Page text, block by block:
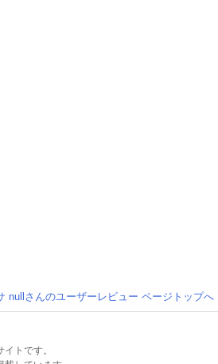
nullさんのユーザーレビュー ページトップへ
トです。